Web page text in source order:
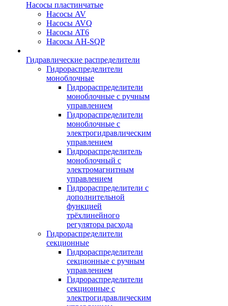
Насосы пластинчатые
Насосы AV
Насосы AVQ
Насосы AT6
Насосы AH-SQP
Гидравлические распределители
Гидрораспределители
моноблочные
Гидрораспределители
моноблочные с ручным
управлением
Гидрораспределители
моноблочные с
электрогидравлическим
управлением
Гидрораспределитель
моноблочный с
электромагнитным
управлением
Гидрораспределители с
дополнительной
функцией
трёхлинейного
регулятора расхода
Гидрораспределители
секционные
Гидрораспределители
секционные с ручным
управлением
Гидрораспределители
секционные с
электрогидравлическим